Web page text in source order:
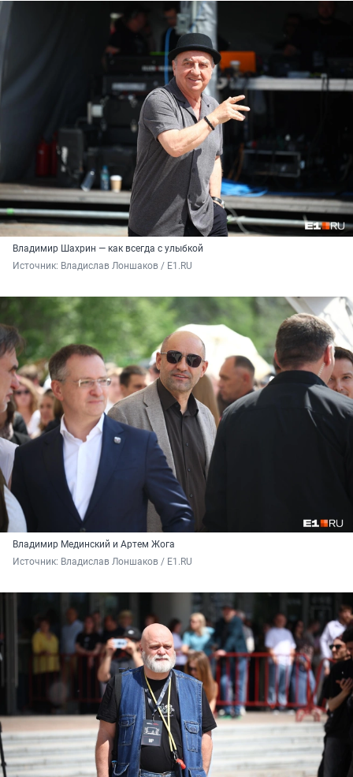
Владимир Шахрин — как всегда с улыбкой
Источник: Владислав Лоншаков / E1.RU
Владимир Мединский и Артем Жога
Источник: Владислав Лоншаков / E1.RU